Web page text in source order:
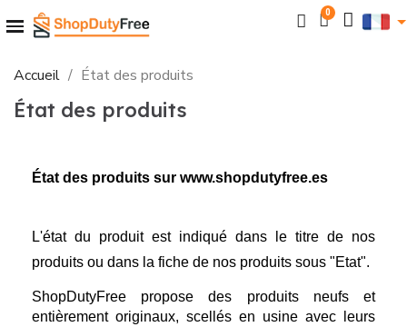
Accueil État des produits
État des produits
État des produits sur www.shopdutyfree.es
L'état du produit est indiqué dans le titre de nos
produits ou dans la fiche de nos produits sous "Etat".
ShopDutyFree propose des produits neufs et
entièrement originaux, scellés en usine avec leurs